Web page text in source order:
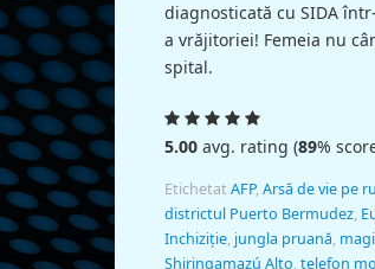
diagnosticată cu SIDA
a vrăjitoriei! Femeia nu
spital.
5.00 avg. rating (89%
Etichetat AFP,Arsă de vie pe
districtul Puerto Bermudez,
Inchiziție, jungla pruană,
Shiringamazú Alto,telefon